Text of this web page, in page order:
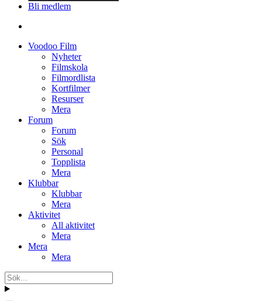
Bli medlem
Voodoo Film
Nyheter
Filmskola
Filmordlista
Kortfilmer
Resurser
Mera
Forum
Forum
Sök
Personal
Topplista
Mera
Klubbar
Klubbar
Mera
Aktivitet
All aktivitet
Mera
Mera
Mera